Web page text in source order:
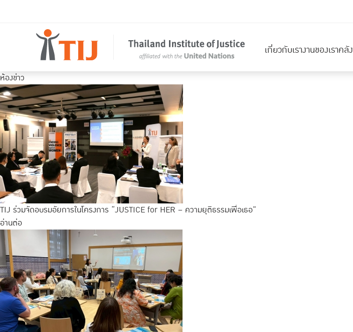
เกี่ยวกับเรางานของเราคลั
ห้องข่าว
TIJ ร่วมจัดอบรมอัยการในโครงการ “JUSTICE for HER – ความยุติธรรมเพื่อเธอ”
อ่านต่อ